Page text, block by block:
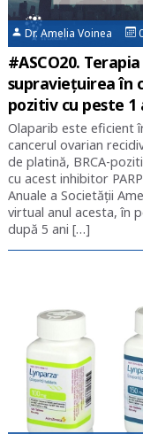
Dr. Amelia Voinea
#ASCO20.
supraviețuirea în
pozitiv cu peste 1
Olaparib este eficient
cancerul ovarian
de platină, BRCA-
cu acest inhibitor
Anuale a Societății
virtual anul acesta, în
după 5 ani […]